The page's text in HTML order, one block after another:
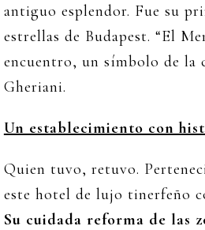
antiguo esplendor. Fue su
estrellas de Budapest. “El
encuentro, un símbolo de la
Gheriani.
Un establecimiento con
Quien tuvo, retuvo.
este hotel de lujo tinerfeño
Su cuidada reforma de las